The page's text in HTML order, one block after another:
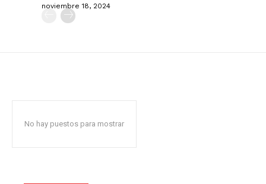
noviembre 18, 2024
No hay puestos para mostrar